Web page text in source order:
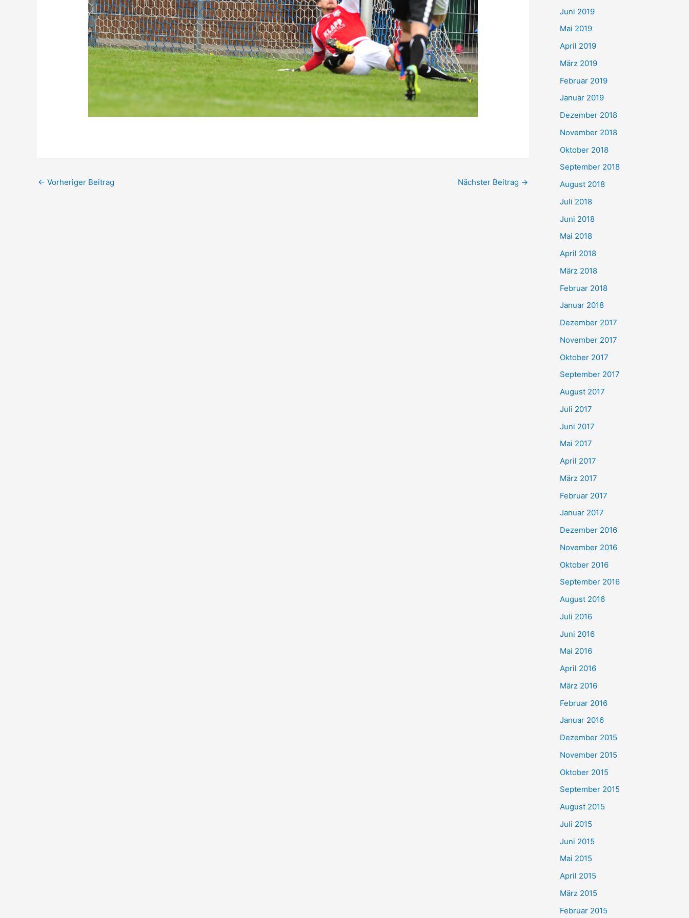
← Vorheriger Beitrag Nächster Beitrag →
Juni 2019
Mai 2019
April 2019
März 2019
Februar 2019
Januar 2019
Dezember 2018
November 2018
Oktober 2018
September 2018
August 2018
Juli 2018
Juni 2018
Mai 2018
April 2018
März 2018
Februar 2018
Januar 2018
Dezember 2017
November 2017
Oktober 2017
September 2017
August 2017
Juli 2017
Juni 2017
Mai 2017
April 2017
März 2017
Februar 2017
Januar 2017
Dezember 2016
November 2016
Oktober 2016
September 2016
August 2016
Juli 2016
Juni 2016
Mai 2016
April 2016
März 2016
Februar 2016
Januar 2016
Dezember 2015
November 2015
Oktober 2015
September 2015
August 2015
Juli 2015
Juni 2015
Mai 2015
April 2015
März 2015
Februar 2015